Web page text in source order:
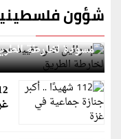
شؤون
إسرائيل تعلن تقييد
مسودة لخارطة